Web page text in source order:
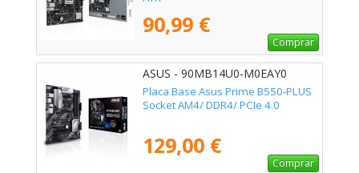
90,99 €
Comprar
ASUS - 90MB14U0-M0EAY0
Placa Base Asus Prime B550-PLUS
Socket AM4/ DDR4/ PCIe 4.0
129,00 €
Comprar